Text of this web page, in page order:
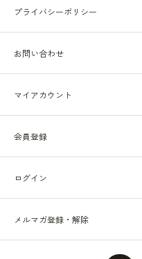
プライバシーポリシー
お問い合わせ
マイアカウント
会員登録
ログイン
メルマガ登録・解除